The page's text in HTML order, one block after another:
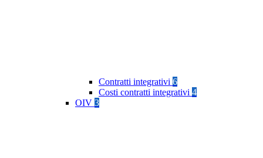
Contratti integrativi 6
Costi contratti integrativi 4
OIV 3